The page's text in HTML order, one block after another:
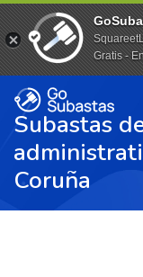
Subastas
Coruña
Gratis -